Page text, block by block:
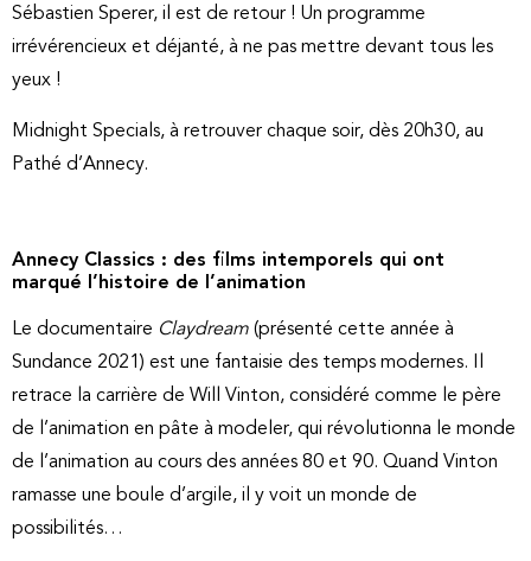
Sébastien Sperer, il est de retour ! Un programme
irrévérencieux et déjanté, à ne pas mettre devant tous les
yeux !
Midnight Specials, à retrouver chaque soir, dès 20h30, au
Pathé d’Annecy.
Annecy Classics : des films intemporels qui ont
marqué l’histoire de l’animation
Le documentaire Claydream (présenté cette année à
Sundance 2021) est une fantaisie des temps modernes. Il
retrace la carrière de Will Vinton, considéré comme le père
de l’animation en pâte à modeler, qui révolutionna le monde
de l’animation au cours des années 80 et 90. Quand Vinton
ramasse une boule d’argile, il y voit un monde de
possibilités…